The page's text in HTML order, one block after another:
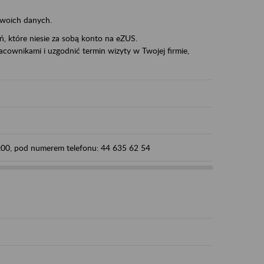
danych.
które niesie za sobą konto na eZUS.
i uzgodnić termin wizyty w Twojej firmie,
pod numerem telefonu: 44 635 62 54